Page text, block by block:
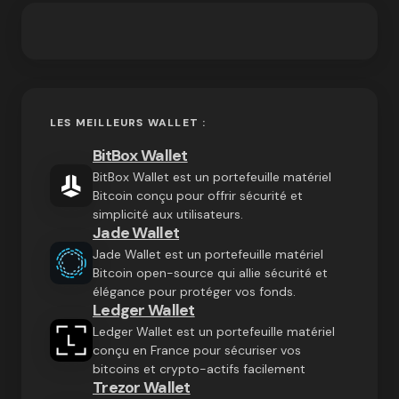
LES MEILLEURS WALLET :
BitBox Wallet
BitBox Wallet est un portefeuille matériel
Bitcoin conçu pour offrir sécurité et
simplicité aux utilisateurs.
Jade Wallet
Jade Wallet est un portefeuille matériel
Bitcoin open-source qui allie sécurité et
élégance pour protéger vos fonds.
Ledger Wallet
Ledger Wallet est un portefeuille matériel
conçu en France pour sécuriser vos
bitcoins et crypto-actifs facilement
Trezor Wallet